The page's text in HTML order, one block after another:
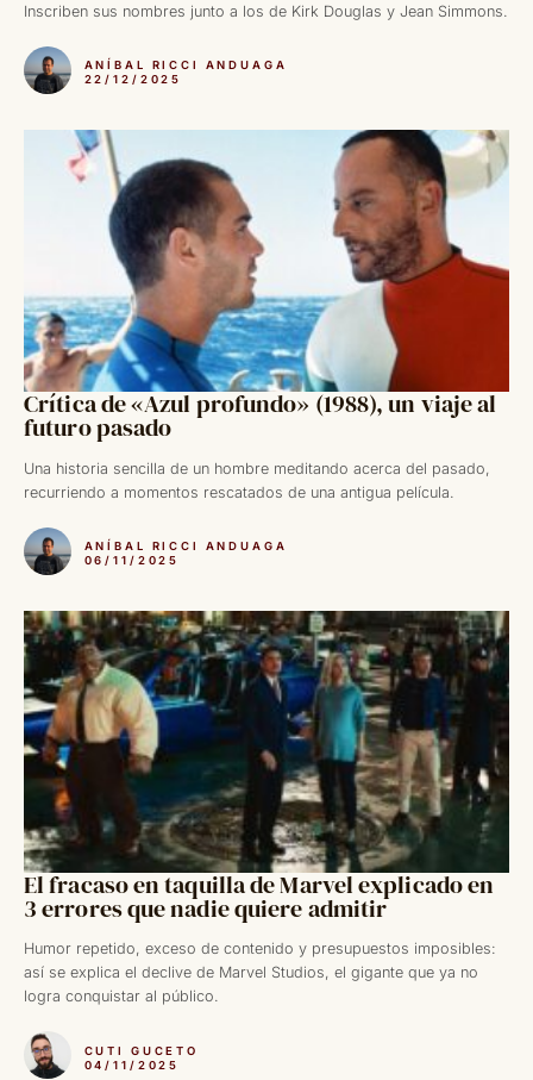
Inscriben sus nombres junto a los de Kirk Douglas y Jean Simmons.
ANÍBAL RICCI ANDUAGA
22/12/2025
Crítica de «Azul profundo» (1988), un viaje al
futuro pasado
Una historia sencilla de un hombre meditando acerca del pasado,
recurriendo a momentos rescatados de una antigua película.
ANÍBAL RICCI ANDUAGA
06/11/2025
El fracaso en taquilla de Marvel explicado en
3 errores que nadie quiere admitir
Humor repetido, exceso de contenido y presupuestos imposibles:
así se explica el declive de Marvel Studios, el gigante que ya no
logra conquistar al público.
CUTI GUCETO
04/11/2025